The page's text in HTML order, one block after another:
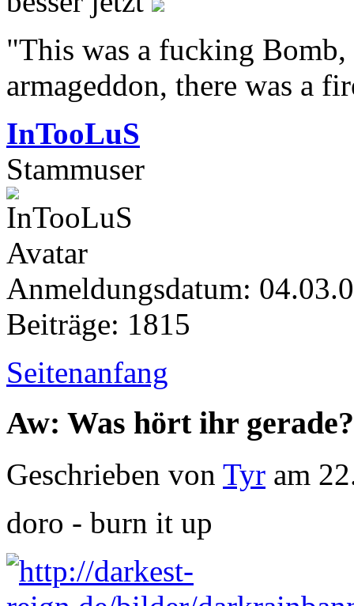
"This was a fucking Bomb,
armageddon, there was a
InTooLuS
Stammuser
Anmeldungsdatum:
Beiträge: 1815
Seitenanfang
Aw: Was hört ihr gerade?
Geschrieben von Tyr am
doro - burn it up